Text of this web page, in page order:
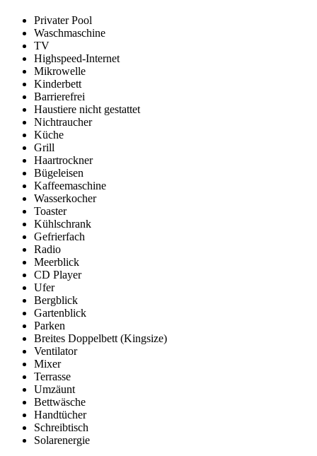
Privater Pool
Waschmaschine
TV
Highspeed-Internet
Mikrowelle
Kinderbett
Barrierefrei
Haustiere nicht gestattet
Nichtraucher
Küche
Grill
Haartrockner
Bügeleisen
Kaffeemaschine
Wasserkocher
Toaster
Kühlschrank
Gefrierfach
Radio
Meerblick
CD Player
Ufer
Bergblick
Gartenblick
Parken
Breites Doppelbett (Kingsize)
Ventilator
Mixer
Terrasse
Umzäunt
Bettwäsche
Handtücher
Schreibtisch
Solarenergie